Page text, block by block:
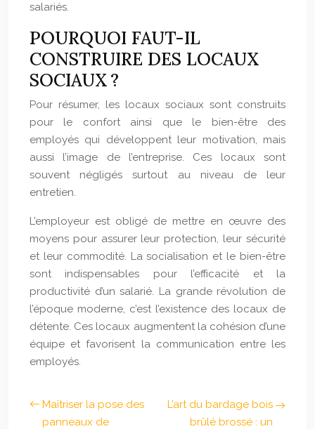
salariés.
POURQUOI FAUT-IL
CONSTRUIRE DES LOCAUX
SOCIAUX ?
Pour résumer, les locaux sociaux sont construits
pour le confort ainsi que le bien-être des
employés qui développent leur motivation, mais
aussi l’image de l’entreprise. Ces locaux sont
souvent négligés surtout au niveau de leur
entretien.
L’employeur est obligé de mettre en œuvre des
moyens pour assurer leur protection, leur sécurité
et leur commodité. La socialisation et le bien-être
sont indispensables pour l’efficacité et la
productivité d’un salarié. La grande révolution de
l’époque moderne, c’est l’existence des locaux de
détente. Ces locaux augmentent la cohésion d’une
équipe et favorisent la communication entre les
employés.
Maîtriser la pose des
panneaux de
L’art du bardage bois
brûlé brossé : un